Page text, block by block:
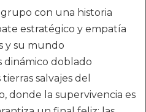
con una historia
estratégico y empatía
y su mundo
dinámico doblado
salvajes del
donde la supervivencia es